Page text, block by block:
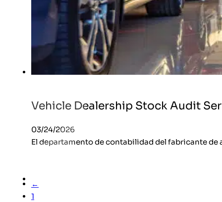
Vehicle Dealership Stock Audit
03/24/2026
El departamento de contabilidad del fabricante
←
1